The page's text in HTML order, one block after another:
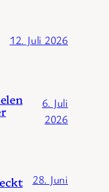
12. Juli 2026
6. Juli
2026
28. Juni